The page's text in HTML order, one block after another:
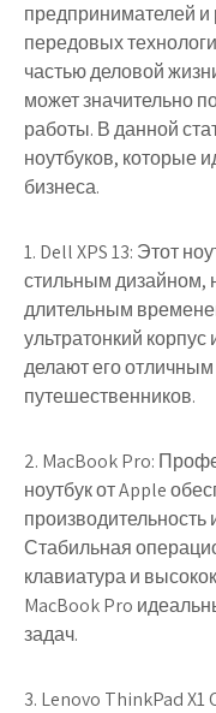
предпринимателей и
передовых
частью деловой
может значительно
работы. В данной
ноутбуков, которые
бизнеса.
1. Dell XPS 13: Этот
стильным дизайном,
длительным
ультратонкий
делают его
путешественников.
2. MacBook Pro:
ноутбук от Apple
производительность
Стабильная
клавиатура и
MacBook Pro
задач.
3. Lenovo ThinkPad X1